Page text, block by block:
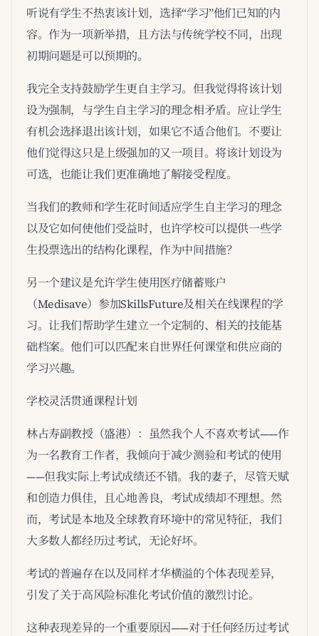
听说有学生不热衷该计划，选择“学习”他们已知的内
容。作为一项新举措，且方法与传统学校不同，出现
初期问题是可以预期的。
我完全支持鼓励学生更自主学习。但我觉得将该计划
设为强制，与学生自主学习的理念相矛盾。应让学生
有机会选择退出该计划，如果它不适合他们。不要让
他们觉得这只是上级强加的又一项目。将该计划设为
可选，也能让我们更准确地了解接受程度。
当我们的教师和学生花时间适应学生自主学习的理念
以及它如何使他们受益时，也许学校可以提供一些学
生投票选出的结构化课程，作为中间措施？
另一个建议是允许学生使用医疗储蓄账户
（Medisave）参加SkillsFuture及相关在线课程的学
习。让我们帮助学生建立一个定制的、相关的技能基
础档案。他们可以匹配来自世界任何课堂和供应商的
学习兴趣。
学校灵活贯通课程计划
林占寿副教授（盛港）：虽然我个人不喜欢考试——作
为一名教育工作者，我倾向于减少测验和考试的使用
——但我实际上考试成绩还不错。我的妻子，尽管天赋
和创造力俱佳，且心地善良，考试成绩却不理想。然
而，考试是本地及全球教育环境中的常见特征，我们
大多数人都经历过考试，无论好坏。
考试的普遍存在以及同样才华横溢的个体表现差异，
引发了关于高风险标准化考试价值的激烈讨论。
这种表现差异的一个重要原因——对于任何经历过考试